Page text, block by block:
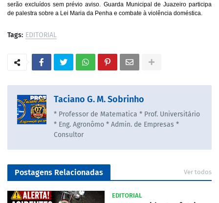
serão excluídos sem prévio aviso. Guarda Municipal de Juazeiro participa
de palestra sobre a Lei Maria da Penha e combate à violência doméstica.
Tags: EDITORIAL
Taciano G. M. Sobrinho
* Professor de Matematica * Prof. Universitário
* Eng. Agronômo * Admin. de Empresas *
Consultor
Postagens Relacionadas Ver todos
EDITORIAL